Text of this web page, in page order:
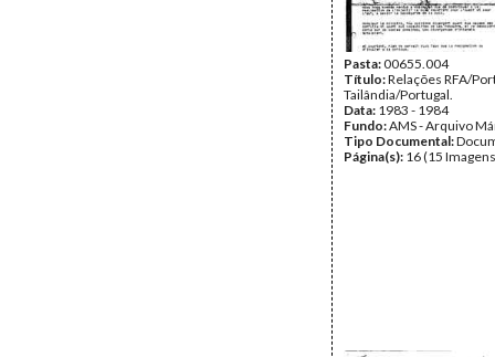
Pasta:00655.004
Título:Relações RFA/
Tailândia/Portugal.
Data: 1983 - 1984
Fundo:AMS - Arquivo
Tipo Documental:
Página(s): 16 (15